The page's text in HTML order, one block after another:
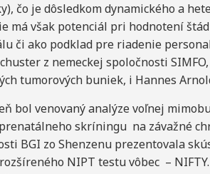
čo je dôsledkom dynamického a
má však potenciál pri hodnotení
či ako podklad pre riadenie
z nemeckej spoločnosti
tumorových buniek, i Hannes
bol venovaný analýze voľnej
skríningu na závažné
BGI zo Shenzenu prezentovala
NIPT testu vôbec –